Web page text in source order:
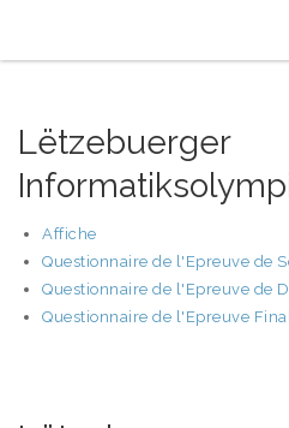
Lëtzebuerger
Affiche
Questionnaire de l'Epreuve de
Questionnaire de l'Epreuve de
Questionnaire de l'Epreuve